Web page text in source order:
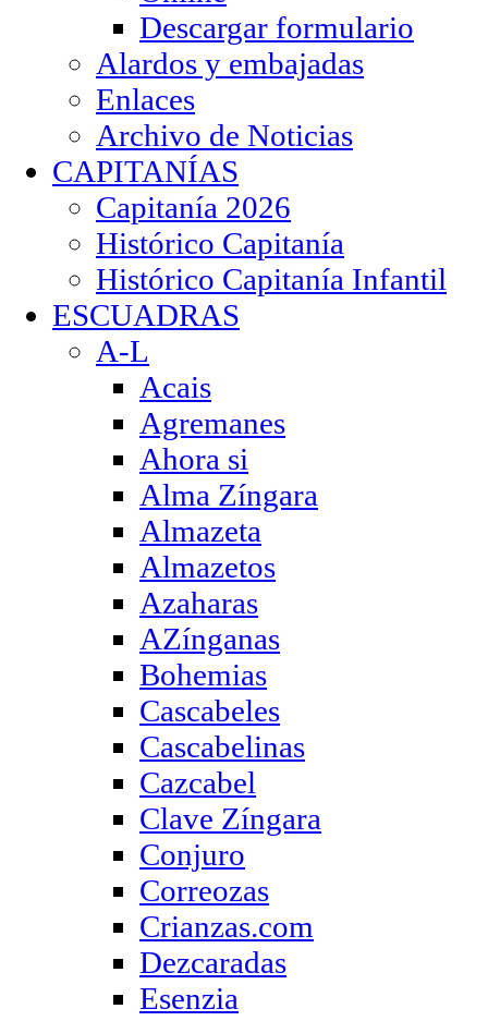
Descargar formulario
Alardos y embajadas
Enlaces
Archivo de Noticias
CAPITANÍAS
Capitanía 2026
Histórico Capitanía
Histórico Capitanía Infantil
ESCUADRAS
A-L
Acais
Agremanes
Ahora si
Alma Zíngara
Almazeta
Almazetos
Azaharas
AZínganas
Bohemias
Cascabeles
Cascabelinas
Cazcabel
Clave Zíngara
Conjuro
Correozas
Crianzas.com
Dezcaradas
Esenzia